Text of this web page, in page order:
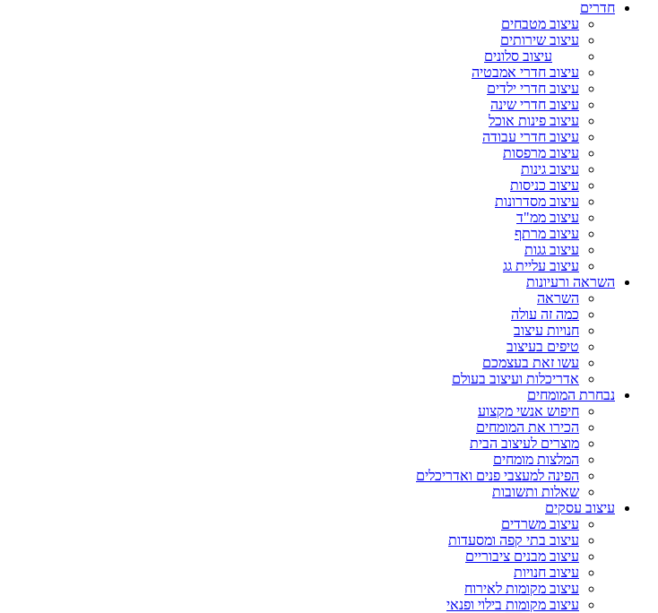
חדרים
עיצוב מטבחים
עיצוב שירותים
עיצוב סלונים
עיצוב חדרי אמבטיה
עיצוב חדרי ילדים
עיצוב חדרי שינה
עיצוב פינות אוכל
עיצוב חדרי עבודה
עיצוב מרפסות
עיצוב גינות
עיצוב כניסות
עיצוב מסדרונות
עיצוב ממ"ד
עיצוב מרתף
עיצוב גגות
עיצוב עליית גג
השראה ורעיונות
השראה
כמה זה עולה
חנויות עיצוב
טיפים בעיצוב
עשו זאת בעצמכם
אדריכלות ועיצוב בעולם
נבחרת המומחים
חיפוש אנשי מקצוע
הכירו את המומחים
מוצרים לעיצוב הבית
המלצות מומחים
הפינה למעצבי פנים ואדריכלים
שאלות ותשובות
עיצוב עסקים
עיצוב משרדים
עיצוב בתי קפה ומסעדות
עיצוב מבנים ציבוריים
עיצוב חנויות
עיצוב מקומות לאירוח
עיצוב מקומות בילוי ופנאי